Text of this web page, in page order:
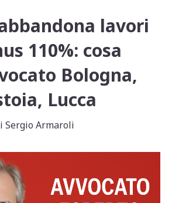
lavori
110%: cosa
Bologna,
Lucca
Sergio Armaroli